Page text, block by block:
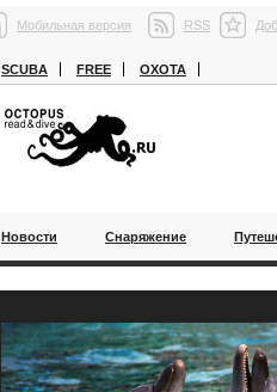
Мобильная версия RSS
SCUBA FREE ОХОТА
Новости Снаряжение